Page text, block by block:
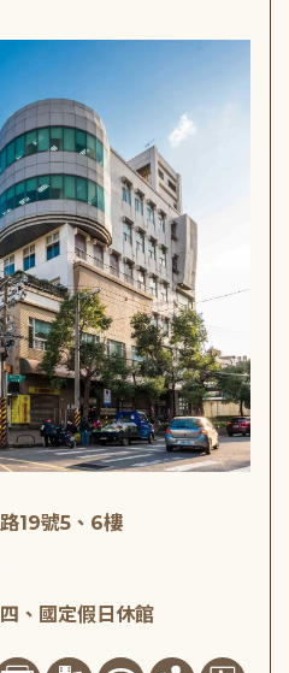
19號5、6樓
、國定假日休館